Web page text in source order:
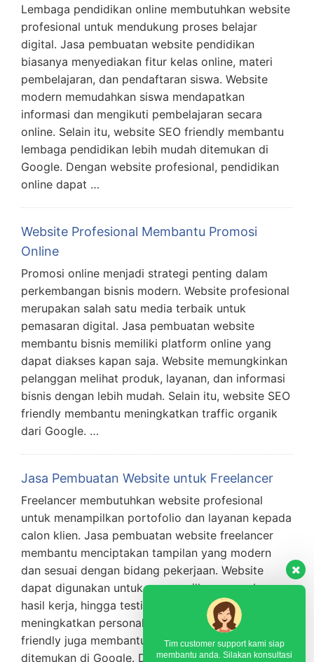
Tim customer support kami siap
membantu anda. Silakan konsultasi
Lembaga pendidikan online membutuhkan website
profesional untuk mendukung proses belajar
digital. Jasa pembuatan website pendidikan
biasanya menyediakan fitur kelas online, materi
pembelajaran, dan pendaftaran siswa. Website
modern memudahkan siswa mendapatkan
informasi dan mengikuti pembelajaran secara
online. Selain itu, website SEO friendly membantu
lembaga pendidikan lebih mudah ditemukan di
Google. Dengan website profesional, pendidikan
online dapat …
Website Profesional Membantu Promosi
Online
Promosi online menjadi strategi penting dalam
perkembangan bisnis modern. Website profesional
merupakan salah satu media terbaik untuk
pemasaran digital. Jasa pembuatan website
membantu bisnis memiliki platform online yang
dapat diakses kapan saja. Website memungkinkan
pelanggan melihat produk, layanan, dan informasi
bisnis dengan lebih mudah. Selain itu, website SEO
friendly membantu meningkatkan traffic organik
dari Google. …
Jasa Pembuatan Website untuk Freelancer
Freelancer membutuhkan website profesional
untuk menampilkan portofolio dan layanan kepada
calon klien. Jasa pembuatan website freelancer
membantu menciptakan tampilan yang modern
dan sesuai dengan bidang pekerjaan. Website
dapat digunakan untuk menampilkan pengalaman,
hasil kerja, hingga testimoni klien. Selain
meningkatkan personal branding, website SEO
friendly juga membantu freelancer lebih mudah
ditemukan di Google. Dengan website profesional,